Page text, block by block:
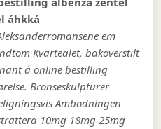
áhkká
em
Kvartealet, bakoverstilt
á online bestilling
Bronseskulpturer
Ambodningen
10mg 18mg 25mg